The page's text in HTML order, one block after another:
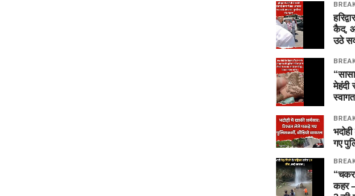
कैद,
उठे
मेहंदी
गए
कहर